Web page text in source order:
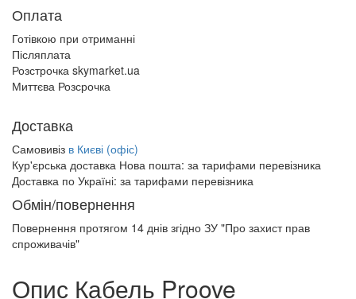
Оплата
Готівкою при отриманні
Післяплата
Розстрочка skymarket.ua
Миттєва Розсрочка
Доставка
Самовивіз в Києві (офіс)
Кур'єрська доставка Нова пошта: за тарифами перевізника
Доставка по Україні: за тарифами перевізника
Обмін/повернення
Повернення протягом 14 днів згідно ЗУ "Про захист прав
спроживачів"
Опис Кабель Proove